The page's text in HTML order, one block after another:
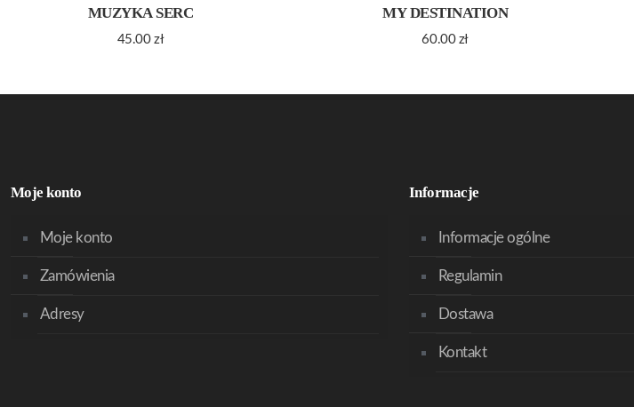
MUZYKA SERC
45.00zł
MY DESTINATION
60.00 zł
Moje konto
Moje konto
Zamówienia
Adresy
Informacje
Informacje ogólne
Regulamin
Dostawa
Kontakt